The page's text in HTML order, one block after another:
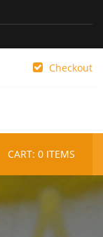
Checkout
CART: 0 ITEMS